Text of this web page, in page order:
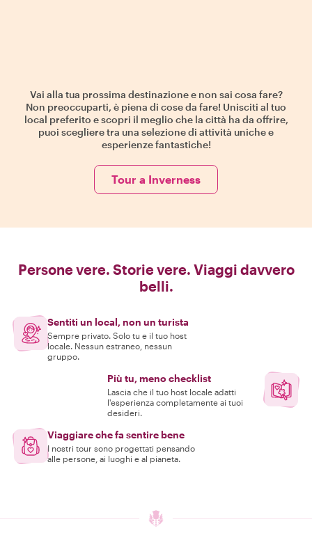
Vai alla tua prossima destinazione e non sai cosa fare?
Non preoccuparti, è piena di cose da fare! Unisciti al tuo
local preferito e scopri il meglio che la città ha da offrire,
puoi scegliere tra una selezione di attività uniche e
esperienze fantastiche!
Tour a Inverness
Persone vere. Storie vere. Viaggi davvero
belli.
Sentiti un local, non un turista
Sempre privato. Solo tu e il tuo host
locale. Nessun estraneo, nessun
gruppo.
Più tu, meno checklist
Lascia che il tuo host locale adatti
l'esperienza completamente ai tuoi
desideri.
Viaggiare che fa sentire bene
I nostri tour sono progettati pensando
alle persone, ai luoghi e al pianeta.